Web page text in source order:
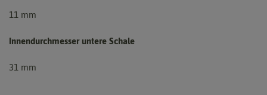
11 mm
Innendurchmesser untere Schale
31 mm